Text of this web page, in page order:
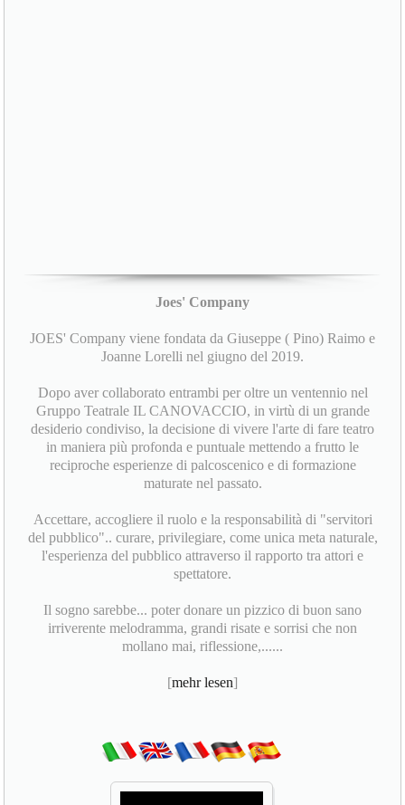
Joes' Company
JOES' Company viene fondata da Giuseppe ( Pino) Raimo e
Joanne Lorelli nel giugno del 2019.
Dopo aver collaborato entrambi per oltre un ventennio nel
Gruppo Teatrale IL CANOVACCIO, in virtù di un grande
desiderio condiviso, la decisione di vivere l'arte di fare teatro
in maniera più profonda e puntuale mettendo a frutto le
reciproche esperienze di palcoscenico e di formazione
maturate nel passato.
Accettare, accogliere il ruolo e la responsabilità di "servitori
del pubblico".. curare, privilegiare, come unica meta naturale,
l'esperienza del pubblico attraverso il rapporto tra attori e
spettatore.
Il sogno sarebbe... poter donare un pizzico di buon sano
irriverente melodramma, grandi risate e sorrisi che non
mollano mai, riflessione,......
[mehr lesen]